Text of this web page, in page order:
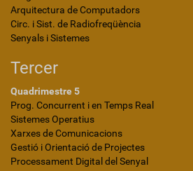
Arquitectura de Computadors
Circ. i Sist. de Radiofreqüència
Senyals i Sistemes
Tercer
Quadrimestre 5
Prog. Concurrent i en Temps Real
Sistemes Operatius
Xarxes de Comunicacions
Gestió i Orientació de Projectes
Processament Digital del Senyal